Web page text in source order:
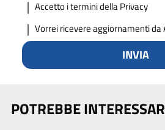
Accettoi termini della Privacy
Vorrei ricevere aggiornamenti da
INVIA
POTREBBE